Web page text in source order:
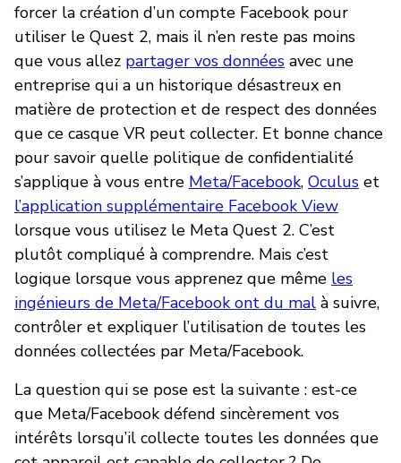
forcer la création d’un compte Facebook pour
utiliser le Quest 2, mais il n’en reste pas moins
que vous allez partager vos données avec une
entreprise qui a un historique désastreux en
matière de protection et de respect des données
que ce casque VR peut collecter. Et bonne chance
pour savoir quelle politique de confidentialité
s’applique à vous entre Meta/Facebook, Oculus et
l’application supplémentaire Facebook View
lorsque vous utilisez le Meta Quest 2. C’est
plutôt compliqué à comprendre. Mais c’est
logique lorsque vous apprenez que même les
ingénieurs de Meta/Facebook ont du mal à suivre,
contrôler et expliquer l’utilisation de toutes les
données collectées par Meta/Facebook.
La question qui se pose est la suivante : est-ce
que Meta/Facebook défend sincèrement vos
intérêts lorsqu’il collecte toutes les données que